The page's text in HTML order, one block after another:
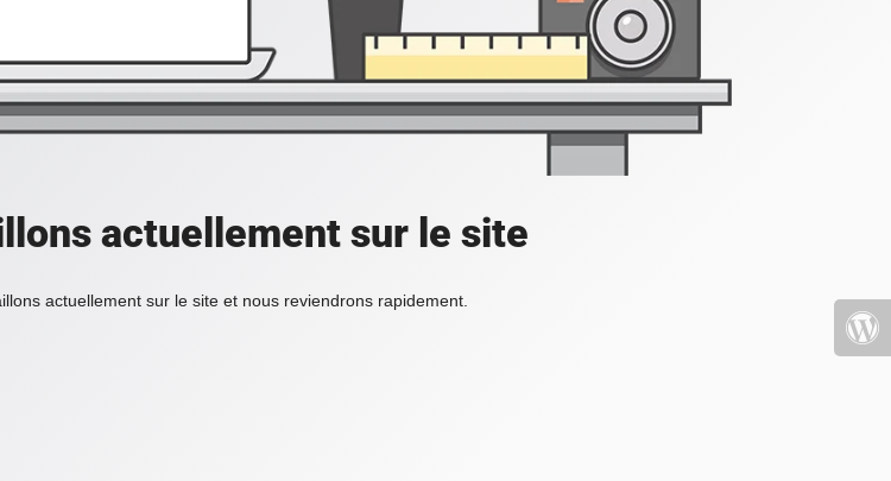
actuellement sur le site
actuellement sur le site et nous reviendrons rapidement.